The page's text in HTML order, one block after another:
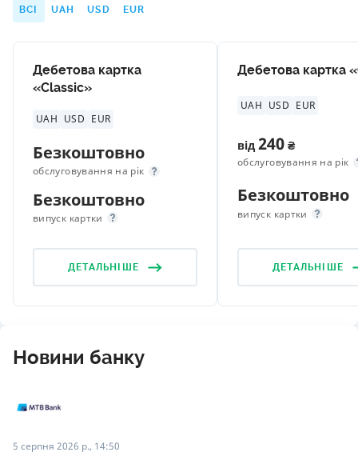
ВСІ UAH USD EUR
Дебетова картка
«Classic»
UAH USD EUR
Безкоштовно
обслуговування на рік
Безкоштовно
випуск картки
ДЕТАЛЬНІШЕ
Дебетова картка
UAH USD EUR
від 240 ₴
обслуговування на рік
Безкоштовно
випуск картки
ДЕТАЛЬНІШЕ
Новини банку
5 серпня 2026 р., 14:50